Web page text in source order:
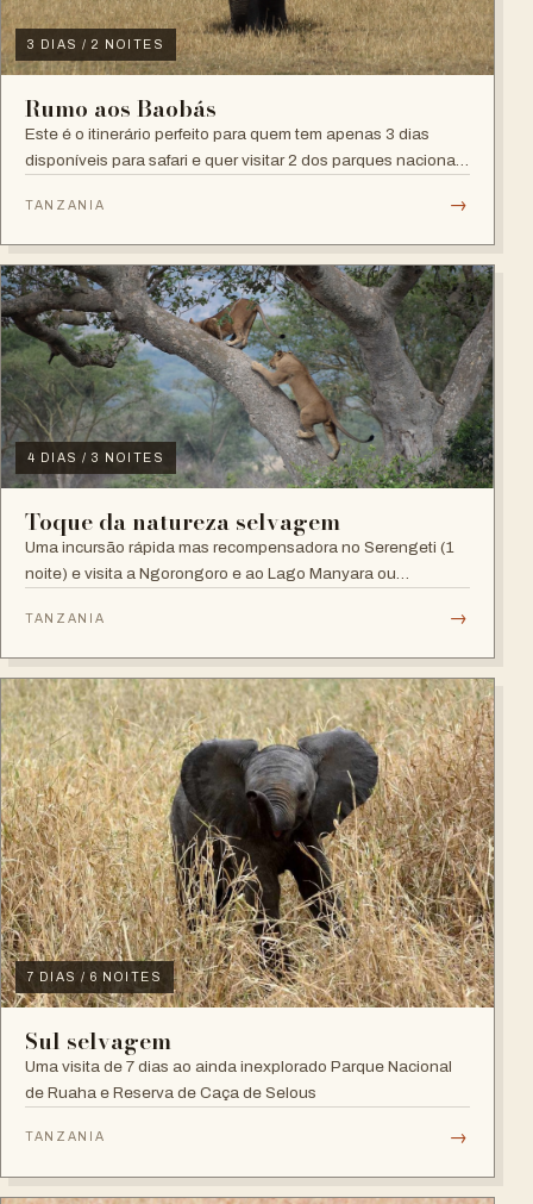
3 DIAS / 2 NOITES
Rumo aos Baobás
Este é o itinerário perfeito para quem tem apenas 3 dias
disponíveis para safari e quer visitar 2 dos parques nacionais
TANZANIA →
4 DIAS / 3 NOITES
Toque da natureza selvagem
Uma incursão rápida mas recompensadora no Serengeti (1
noite) e visita a Ngorongoro e ao Lago Manyara ou
TANZANIA →
7 DIAS / 6 NOITES
Sul selvagem
Uma visita de 7 dias ao ainda inexplorado Parque Nacional
de Ruaha e Reserva de Caça de Selous
TANZANIA →